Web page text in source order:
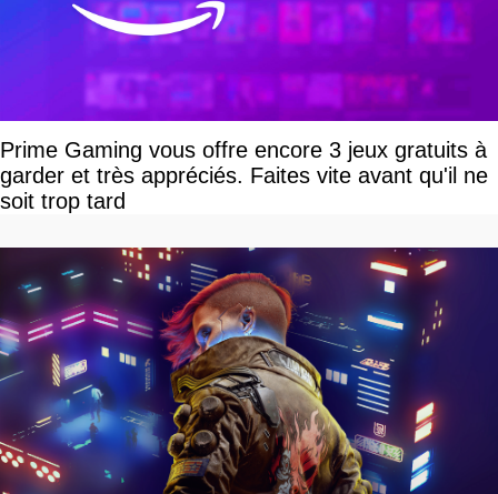
Prime Gaming vous offre encore 3 jeux gratuits à
garder et très appréciés. Faites vite avant qu'il ne
soit trop tard